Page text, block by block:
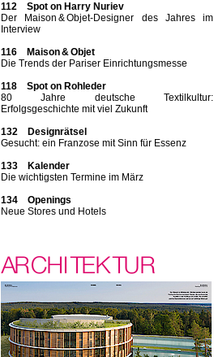
112 Spot on Harry Nuriev
Der Maison & Objet-Designer des Jahres im
Interview
116 Maison & Objet
Die Trends der Pariser Einrichtungsmesse
118 Spot on Rohleder
80 Jahre deutsche Textilkultur:
Erfolgsgeschichte mit viel Zukunft
132 Designrätsel
Gesucht: ein Franzose mit Sinn für Essenz
133 Kalender
Die wichtigsten Termine im März
134 Openings
Neue Stores und Hotels